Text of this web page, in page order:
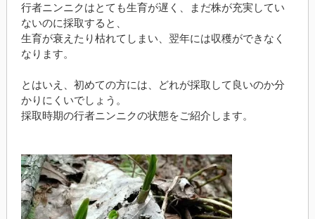
行者ニンニクはとても生育が遅く、まだ株が充実してい
ないのに採取すると、
生育が衰えたり枯れてしまい、翌年には収穫ができなく
なります。
とはいえ、初めての方には、どれが採取して良いのか分
かりにくいでしょう。
採取時期の行者ニンニクの状態をご紹介します。